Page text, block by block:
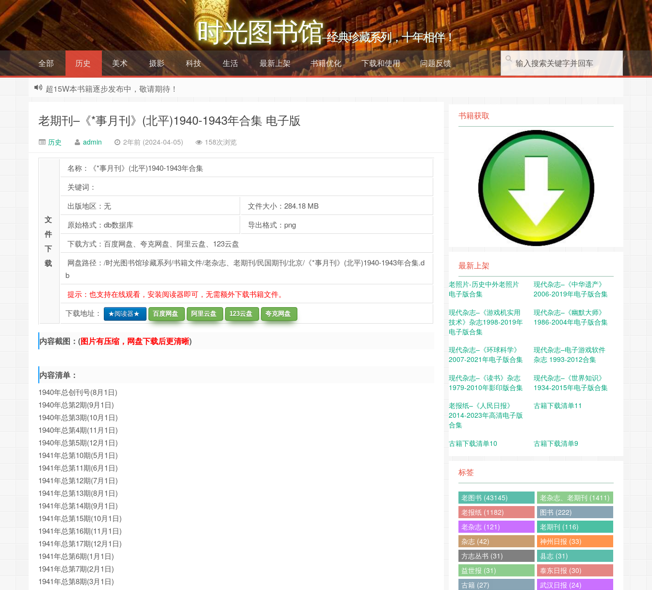
时光图书馆–经典珍藏系列，十年相伴！
全部 历史 美术 摄影 科技 生活 最新上架 书籍优化 下载和使用 问题反馈
超15W本书籍逐步发布中，敬请期待！
老期刊–《*事月刊》(北平)1940-1943年合集 电子版
历史 admin 2年前 (2024-04-05) 158次浏览
文
件
下
载
名称：《*事月刊》(北平)1940-1943年合集
关键词：
出版地区：无
文件大小：284.18 MB
原始格式：db数据库
导出格式：png
下载方式：百度网盘、夸克网盘、阿里云盘、123云盘
网盘路径：/时光图书馆珍藏系列/书籍文件/老杂志、老期刊/民国期刊/北京/《*事月刊》(北平)1940-1943年合集.d
b
提示：也支持在线观看，安装阅读器即可，无需额外下载书籍文件。
下载地址：
★阅读器★ 百度网盘 阿里云盘 123云盘 夸克网盘
内容截图：(图片有压缩，网盘下载后更清晰)
内容清单：
1940年总创刊号(8月1日)
1940年总第2期(9月1日)
1940年总第3期(10月1日)
1940年总第4期(11月1日)
1940年总第5期(12月1日)
1941年总第10期(5月1日)
1941年总第11期(6月1日)
1941年总第12期(7月1日)
1941年总第13期(8月1日)
1941年总第14期(9月1日)
1941年总第15期(10月1日)
1941年总第16期(11月1日)
1941年总第17期(12月1日)
1941年总第6期(1月1日)
1941年总第7期(2月1日)
1941年总第8期(3月1日)
书籍获取
最新上架
老照片-历史中外老照片
电子版合集
现代杂志–《中华遗产》
2006-2019年电子版合集
现代杂志–《游戏机实用
技术》杂志1998-2019年
电子版合集
现代杂志–《幽默大师》
1986-2004年电子版合集
现代杂志–《环球科学》
2007-2021年电子版合集
现代杂志–电子游戏软件
杂志 1993-2012合集
现代杂志–《读书》杂志
1979-2010年影印版合集
现代杂志–《世界知识》
1934-2015年电子版合集
老报纸–《人民日报》
2014-2023年高清电子版
合集
古籍下载清单11
古籍下载清单10 古籍下载清单9
标签
老图书 (43145)
老杂志、老期刊 (1411)
老报纸 (1182)
图书 (222)
老杂志 (121)
老期刊 (116)
杂志 (42)
神州日报 (33)
方志丛书 (31)
县志 (31)
益世报 (31)
泰东日报 (30)
古籍 (27)
武汉日报 (24)